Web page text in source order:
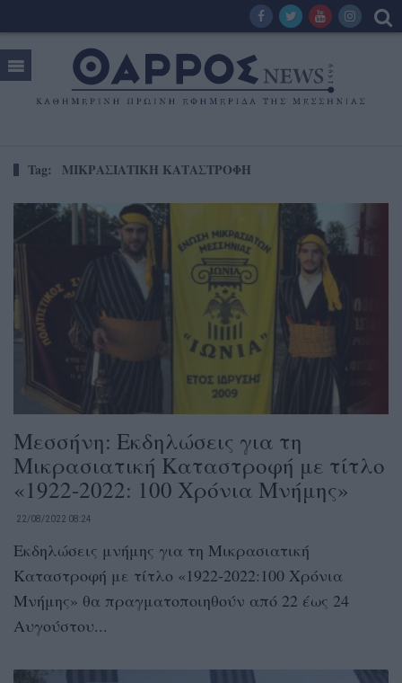
Tag: ΜΙΚΡΑΣΙΑΤΙΚΗ ΚΑΤΑΣΤΡΟΦΗ
Μεσσήνη: Εκδηλώσεις για τη
Μικρασιατική Καταστροφή με τίτλο
«1922-2022: 100 Χρόνια Μνήμης»
22/08/2022 08:24
Εκδηλώσεις μνήμης για τη Μικρασιατική
Καταστροφή με τίτλο «1922-2022:100 Χρόνια
Μνήμης» θα πραγματοποιηθούν από 22 έως 24
Αυγούστου...